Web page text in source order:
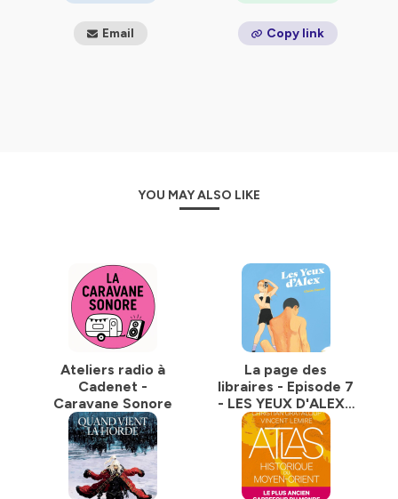
Email Copy link
YOU MAY ALSO LIKE
Ateliers radio à
Cadenet -
Caravane Sonore
La page des
libraires - Episode 7
- LES YEUX D'ALEX -
Claire Fauvel